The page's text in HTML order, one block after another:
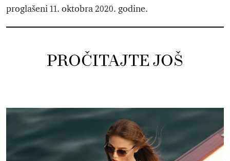
proglašeni 11. oktobra 2020. godine.
PROČITAJTE JOŠ